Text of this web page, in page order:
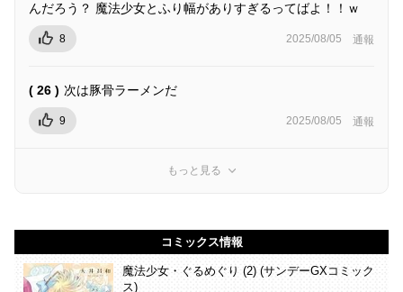
んだろう？ 魔法少女とふり幅がありすぎるってばよ！！ｗ
8 2025/08/05 通報
( 26 ) 次は豚骨ラーメンだ
9 2025/08/05 通報
もっと見る
コミックス情報
魔法少女・ぐるめぐり (2) (サンデーGXコミック
ス)